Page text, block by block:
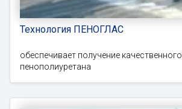
Технология ПЕНОГЛАС
обеспечивает получение качественного
пенополиуретана